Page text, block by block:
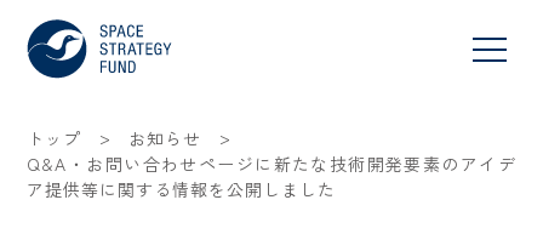
トップ > お知らせ
>
Q&A・お問い合わせページに新たな技術開発要素のアイデ
ア提供等に関する情報を公開しました